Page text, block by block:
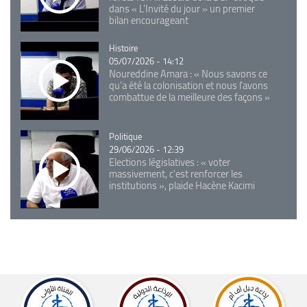
dans « L'Invité du jour » un premier
bilan encourageant
Catégorie
Histoire
05/07/2026 - 14:12
Noureddine Amara : « Nous savons ce
qu’a été la colonisation et nous l’avons
combattue de la meilleure des façons »
Catégorie
Politique
29/06/2026 - 12:39
Elections législatives : « voter
massivement, c'est renforcer les
institutions », plaide Hacène Kacimi